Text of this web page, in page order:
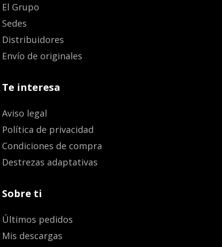
El Grupo
Sedes
Distribuidores
Envío de originales
Te interesa
Aviso legal
Política de privacidad
Condiciones de compra
Destrezas adaptativas
Sobre ti
Últimos pedidos
Mis descargas